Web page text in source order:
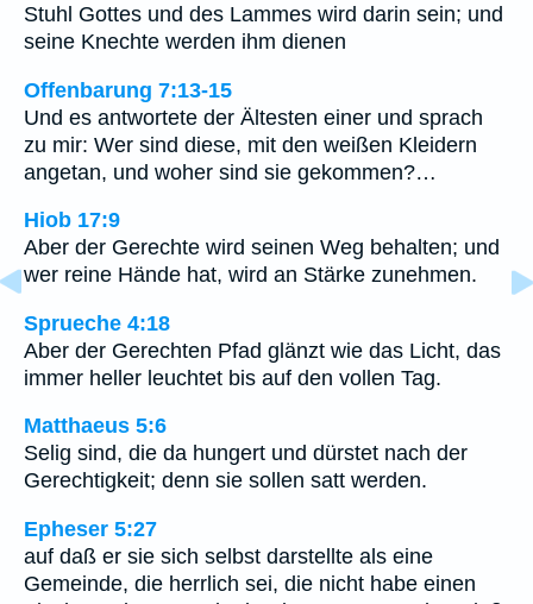
Stuhl Gottes und des Lammes wird darin sein; und
seine Knechte werden ihm dienen
Offenbarung 7:13-15
Und es antwortete der Ältesten einer und sprach
zu mir: Wer sind diese, mit den weißen Kleidern
angetan, und woher sind sie gekommen?…
Hiob 17:9
Aber der Gerechte wird seinen Weg behalten; und
wer reine Hände hat, wird an Stärke zunehmen.
Sprueche 4:18
Aber der Gerechten Pfad glänzt wie das Licht, das
immer heller leuchtet bis auf den vollen Tag.
Matthaeus 5:6
Selig sind, die da hungert und dürstet nach der
Gerechtigkeit; denn sie sollen satt werden.
Epheser 5:27
auf daß er sie sich selbst darstellte als eine
Gemeinde, die herrlich sei, die nicht habe einen